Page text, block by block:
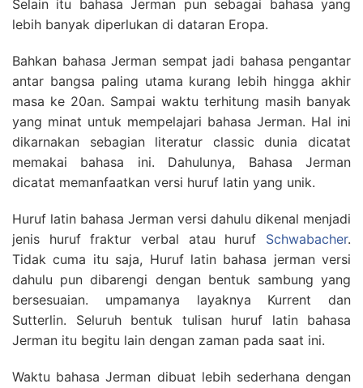
Selain itu bahasa Jerman pun sebagai bahasa yang
lebih banyak diperlukan di dataran Eropa.
Bahkan bahasa Jerman sempat jadi bahasa pengantar
antar bangsa paling utama kurang lebih hingga akhir
masa ke 20an. Sampai waktu terhitung masih banyak
yang minat untuk mempelajari bahasa Jerman. Hal ini
dikarnakan sebagian literatur classic dunia dicatat
memakai bahasa ini. Dahulunya, Bahasa Jerman
dicatat memanfaatkan versi huruf latin yang unik.
Huruf latin bahasa Jerman versi dahulu dikenal menjadi
jenis huruf fraktur verbal atau huruf Schwabacher.
Tidak cuma itu saja, Huruf latin bahasa jerman versi
dahulu pun dibarengi dengan bentuk sambung yang
bersesuaian. umpamanya layaknya Kurrent dan
Sutterlin. Seluruh bentuk tulisan huruf latin bahasa
Jerman itu begitu lain dengan zaman pada saat ini.
Waktu bahasa Jerman dibuat lebih sederhana dengan